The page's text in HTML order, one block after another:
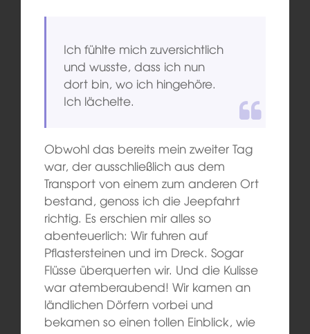
Ich fühlte mich zuversichtlich
und wusste, dass ich nun
dort bin, wo ich hingehöre.
Ich lächelte.
Obwohl das bereits mein zweiter Tag
war, der ausschließlichaus dem
Transport von einem zum anderen Ort
bestand, genoss ich die Jeepfahrt
richtig. Es erschien mir alles so
abenteuerlich: Wir fuhren auf
Pflastersteinen und im Dreck. Sogar
Flüsse überquerten wir. Und die Kulisse
war atemberaubend! Wir kamen an
ländlichen Dörfern vorbei und
bekamen so einen tollenEinblick, wie